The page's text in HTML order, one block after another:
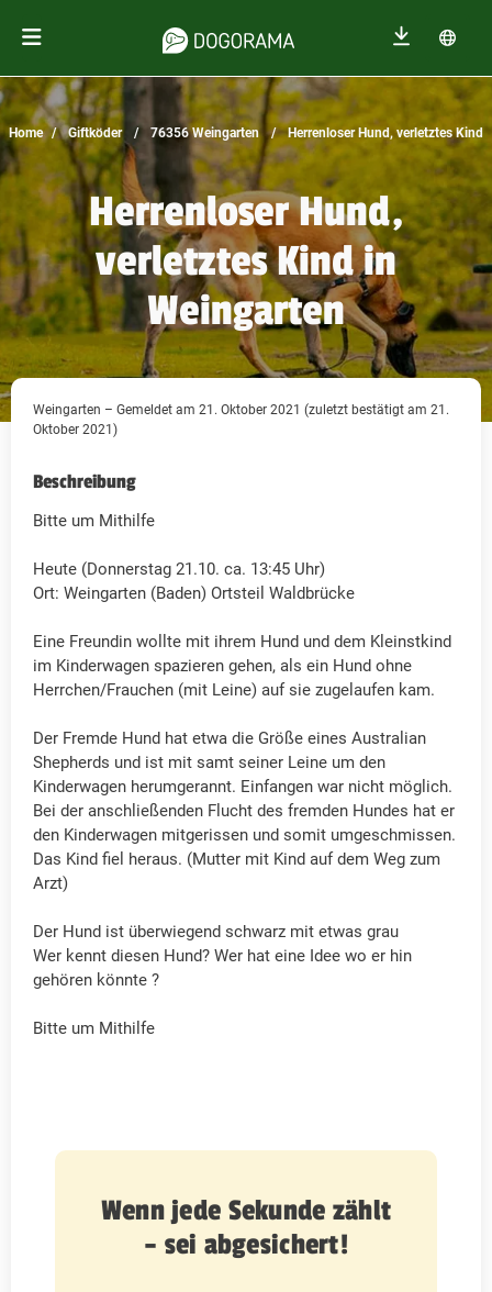
Home Giftköder 76356 Weingarten Herrenloser Hund, verletztes Kind
Herrenloser Hund,
verletztes Kind in
Weingarten
Weingarten – Gemeldet am 21. Oktober 2021 (zuletzt bestätigt am 21.
Oktober 2021)
Beschreibung
Bitte um Mithilfe
Heute (Donnerstag 21.10. ca. 13:45 Uhr)
Ort: Weingarten (Baden) Ortsteil Waldbrücke
Eine Freundin wollte mit ihrem Hund und dem Kleinstkind
im Kinderwagen spazieren gehen, als ein Hund ohne
Herrchen/Frauchen (mit Leine) auf sie zugelaufen kam.
Der Fremde Hund hat etwa die Größe eines Australian
Shepherds und ist mit samt seiner Leine um den
Kinderwagen herumgerannt. Einfangen war nicht möglich.
Bei der anschließenden Flucht des fremden Hundes hat er
den Kinderwagen mitgerissen und somit umgeschmissen.
Das Kind fiel heraus. (Mutter mit Kind auf dem Weg zum
Arzt)
Der Hund ist überwiegend schwarz mit etwas grau
Wer kennt diesen Hund? Wer hat eine Idee wo er hin
gehören könnte ?
Bitte um Mithilfe
Wenn jede Sekunde zählt
– sei abgesichert!